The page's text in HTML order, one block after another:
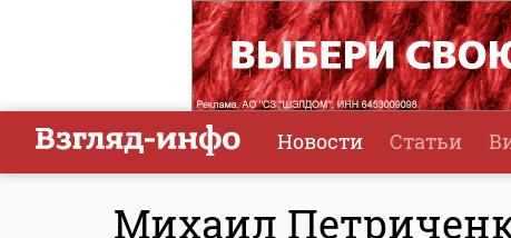
Новости Статьи
Михаил